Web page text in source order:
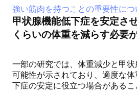
強い筋肉を持つことの重要性に
甲状腺機能低下症を安定さ
くらいの体重を減らす必要
一部の研究では、体重減少と甲
可能性が示されており、適度な
下症の安定に役立つ場合があるこ